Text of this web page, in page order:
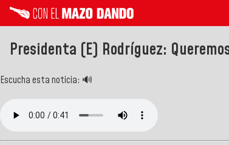
Presidenta (E) Rodríguez:
Escucha esta noticia: 🔊